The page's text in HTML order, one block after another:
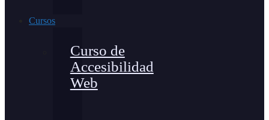
Cursos
Curso de
Accesibilidad
Web